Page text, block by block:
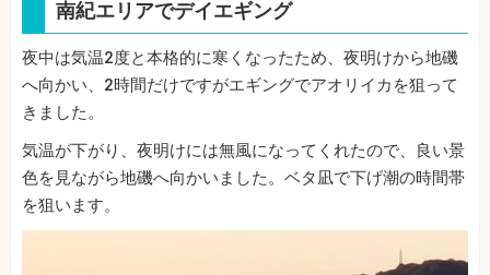
南紀エリアでデイエギング
夜中は気温2度と本格的に寒くなったため、夜明けから地磯
へ向かい、2時間だけですがエギングでアオリイカを狙って
きました。
気温が下がり、夜明けには無風になってくれたので、良い景
色を見ながら地磯へ向かいました。ベタ凪で下げ潮の時間帯
を狙います。